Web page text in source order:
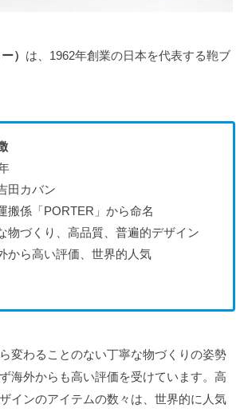
） は、1962年創業の日本を代表する鞄ブ
田カバン
搬係「PORTER」から命名
物づくり、高品質、普遍的デザイン
から高い評価、世界的人気
変わることのない丁寧な物づくりの姿勢
海外からも高い評価を受けています。高
インのアイテムの数々は、世界的に人気